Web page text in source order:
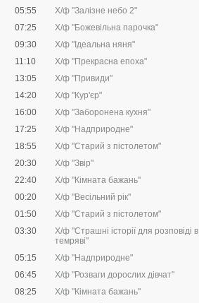
05:55
Х/ф "Залізне небо 2"
07:25
Х/ф "Божевільна парочка"
09:30
Х/ф "Ідеальна няня"
11:10
Х/ф "Прекрасна епоха"
13:05
Х/ф "Привиди"
14:20
Х/ф "Кур'єр"
16:00
Х/ф "Заборонена кухня"
17:25
Х/ф "Надприродне"
18:55
Х/ф "Старий з пістолетом"
20:30
Х/ф "Звір"
22:40
Х/ф "Кімната бажань"
00:20
Х/ф "Весільний рік"
01:50
Х/ф "Старий з пістолетом"
03:30
Х/ф "Страшні історії для розповіді в
темряві"
05:15
Х/ф "Надприродне"
06:45
Х/ф "Розваги дорослих дівчат"
08:25
Х/ф "Кімната бажань"